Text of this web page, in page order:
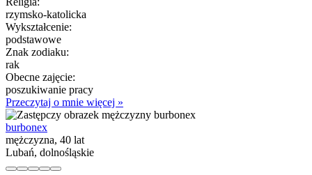
rzymsko-katolicka
Wykształcenie:
podstawowe
Znak zodiaku:
rak
Obecne zajęcie:
poszukiwanie pracy
Przeczytaj o mnie więcej »
burbonex
mężczyzna, 40 lat
Lubań, dolnośląskie